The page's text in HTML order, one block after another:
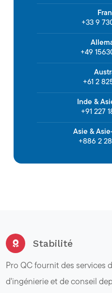
+33 9
+49
+61 2
Inde &
+91 227
Asie &
+886 2
Stabilité
Pro QC fournit des services
d'ingénierie et de conseil